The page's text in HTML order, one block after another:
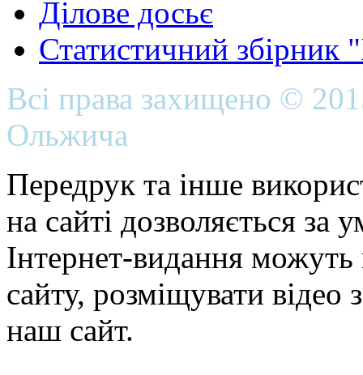
Ділове досьє
Статистичний
Всі права захищено ©
Ольжича
Передрук та інше
на сайті дозволяється
Інтернет-видання можуть
сайту, розміщувати відео
наш сайт.